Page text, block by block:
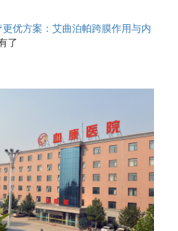
优方案：艾曲泊帕跨膜作用与内
了